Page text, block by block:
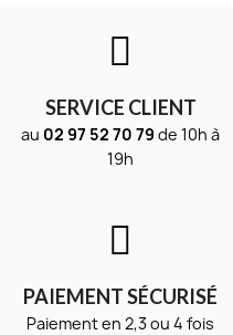
SERVICE CLIENT
au 02 97 52 70 79 de 10h à
19h
PAIEMENT SÉCURISÉ
Paiement en 2,3 ou 4 fois